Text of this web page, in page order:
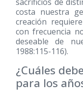
costa nuestra
creación
con frecuencia
deseable de
1988:115-116).
¿Cuáles
para los